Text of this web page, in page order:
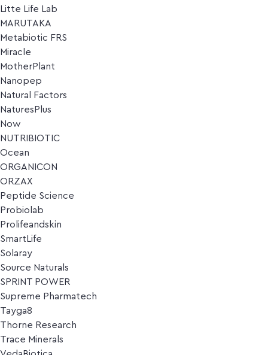
Litte Life Lab
MARUTAKA
Metabiotic FRS
Miracle
MotherPlant
Nanopep
Natural Factors
NaturesPlus
Now
NUTRIBIOTIC
Ocean
ORGANICON
ORZAX
Peptide Science
Probiolab
Prolifeandskin
SmartLife
Solaray
Source Naturals
SPRINT POWER
Supreme Pharmatech
Tayga8
Thorne Research
Trace Minerals